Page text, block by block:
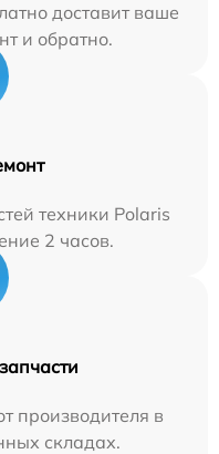
доставит ваше
и обратно.
техники Polaris
2 часов.
производителя в
складах.